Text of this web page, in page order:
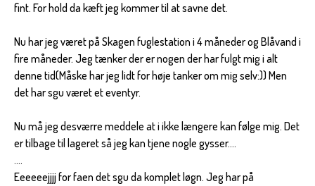
fint. For hold da kæft jeg kommer til at savne det.
Nu har jeg været på Skagen fuglestation i 4 måneder og Blåvand i
fire måneder. Jeg tænker der er nogen der har fulgt mig i alt
denne tid(Måske har jeg lidt for høje tanker om mig selv:)) Men
det har sgu været et eventyr.
Nu må jeg desværre meddele at i ikke længere kan følge mig. Det
er tilbage til lageret så jeg kan tjene nogle gysser....
....
Eeeeeejjjj for faen det sgu da komplet løgn. Jeg har på